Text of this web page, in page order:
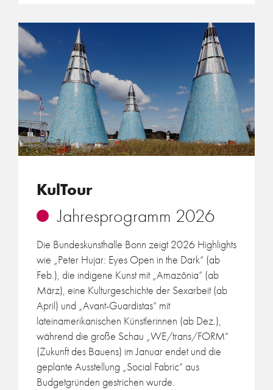
KulTour
Jahresprogramm 2026
Die Bundeskunsthalle Bonn zeigt 2026 Highlights
wie „Peter Hujar: Eyes Open in the Dark“ (ab
Feb.), die indigene Kunst mit „Amazônia“ (ab
März), eine Kulturgeschichte der Sexarbeit (ab
April) und „Avant-Guardistas“ mit
lateinamerikanischen Künstlerinnen (ab Dez.),
während die große Schau „WE/trans/FORM“
(Zukunft des Bauens) im Januar endet und die
geplante Ausstellung „Social Fabric“ aus
Budgetgründen gestrichen wurde.